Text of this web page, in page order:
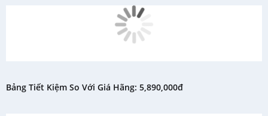
Bảng Tiết Kiệm So Với Giá Hãng: 5,890,000đ